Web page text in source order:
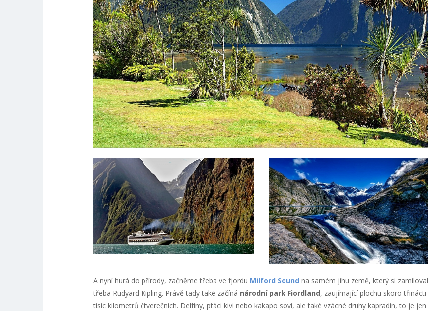
A nyní hurá do přírody, začněme třeba ve fjordu Milford Sound na samém jihu země, který si zamiloval
třeba Rudyard Kipling. Právě tady také začíná národní park Fiordland, zaujímající plochu skoro třinácti
tisíc kilometrů čtverečních. Delfíny, ptáci kivi nebo kakapo soví, ale také vzácné druhy kapradin, to je jen